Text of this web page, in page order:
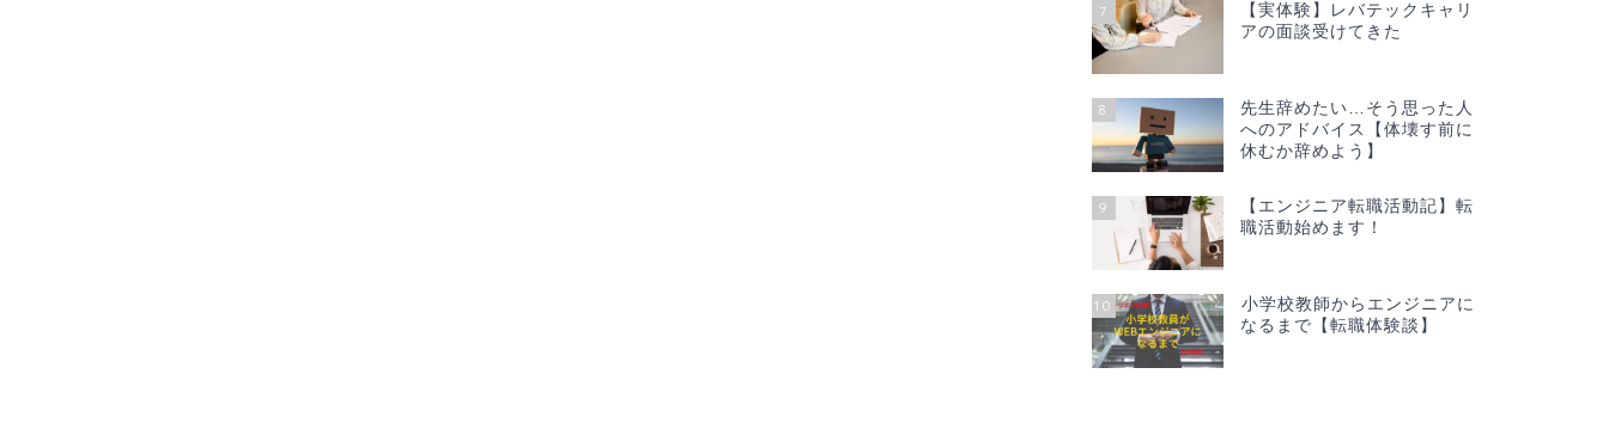
7
【実体験】レバテックキャリ
アの面談受けてきた
8
先生辞めたい…そう思った人
へのアドバイス【体壊す前に
休むか辞めよう】
9
【エンジニア転職活動記】転
職活動始めます！
10
小学校教師からエンジニアに
なるまで【転職体験談】